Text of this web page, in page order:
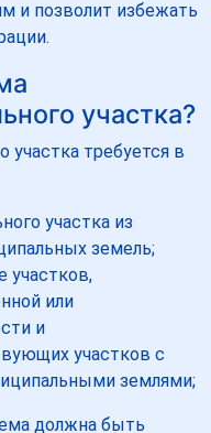
и позволит избежать
участка?
участка требуется в
участка из
земель;
участков,
или
и
участков с
землями;
должна быть